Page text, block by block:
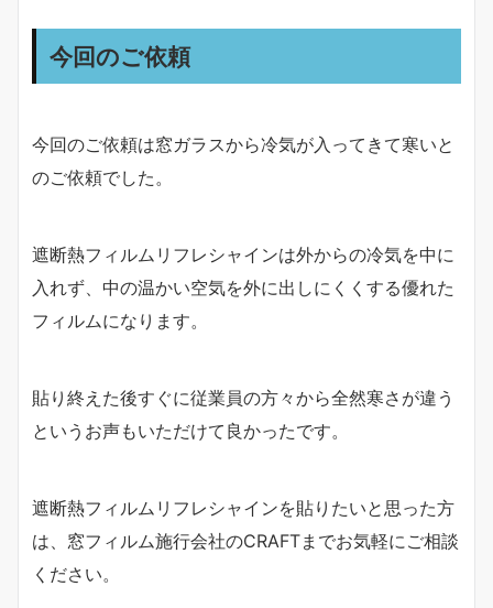
今回のご依頼
今回のご依頼は窓ガラスから冷気が入ってきて寒いと
のご依頼でした。
遮断熱フィルムリフレシャインは外からの冷気を中に
入れず、中の温かい空気を外に出しにくくする優れた
フィルムになります。
貼り終えた後すぐに従業員の方々から全然寒さが違う
というお声もいただけて良かったです。
遮断熱フィルムリフレシャインを貼りたいと思った方
は、窓フィルム施行会社のCRAFTまでお気軽にご相談
ください。